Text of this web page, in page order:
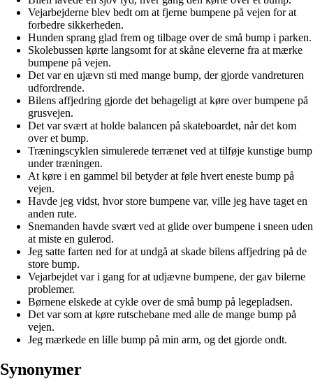
Vejarbejderne blev bedt om at fjerne bumpene på vejen for at
forbedre sikkerheden.
Hunden sprang glad frem og tilbage over de små bump i parken.
Skolebussen kørte langsomt for at skåne eleverne fra at mærke
bumpene på vejen.
Det var en ujævn sti med mange bump, der gjorde vandreturen
udfordrende.
Bilens affjedring gjorde det behageligt at køre over bumpene på
grusvejen.
Det var svært at holde balancen på skateboardet, når det kom
over et bump.
Træningscyklen simulerede terrænet ved at tilføje kunstige bump
under træningen.
At køre i en gammel bil betyder at føle hvert eneste bump på
vejen.
Havde jeg vidst, hvor store bumpene var, ville jeg have taget en
anden rute.
Snemanden havde svært ved at glide over bumpene i sneen uden
at miste en gulerod.
Jeg satte farten ned for at undgå at skade bilens affjedring på de
store bump.
Vejarbejdet var i gang for at udjævne bumpene, der gav bilerne
problemer.
Børnene elskede at cykle over de små bump på legepladsen.
Det var som at køre rutschebane med alle de mange bump på
vejen.
Jeg mærkede en lille bump på min arm, og det gjorde ondt.
Synonymer